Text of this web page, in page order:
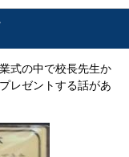
式の中で校長先生か
レゼントする話があ